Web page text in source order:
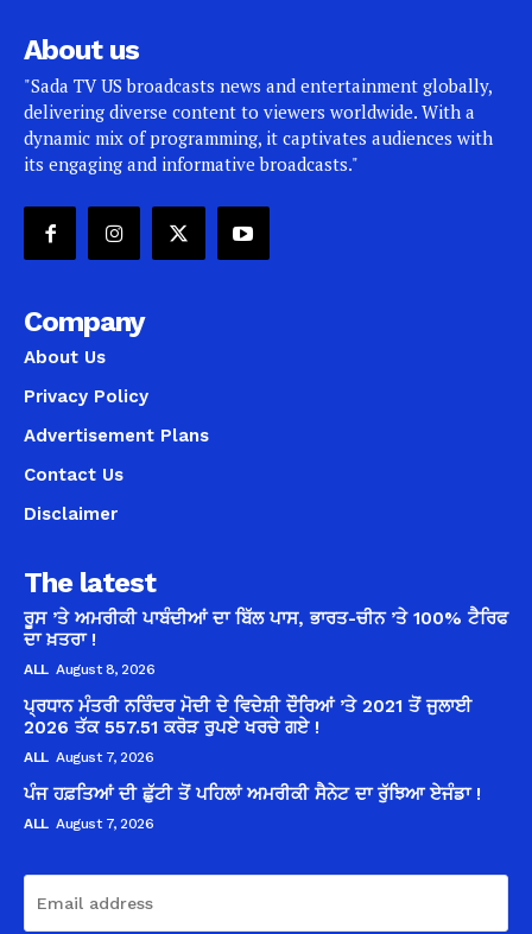
About us
"Sada TV US broadcasts news and entertainment globally,
delivering diverse content to viewers worldwide. With a
dynamic mix of programming, it captivates audiences with
its engaging and informative broadcasts."
Company
About Us
Privacy Policy
Advertisement Plans
Contact Us
Disclaimer
The latest
ਰੂਸ ’ਤੇ ਅਮਰੀਕੀ ਪਾਬੰਦੀਆਂ ਦਾ ਬਿੱਲ ਪਾਸ, ਭਾਰਤ-ਚੀਨ ’ਤੇ 100% ਟੈਰਿਫ
ਦਾ ਖ਼ਤਰਾ !
ALL August 8, 2026
ਪ੍ਰਧਾਨ ਮੰਤਰੀ ਨਰਿੰਦਰ ਮੋਦੀ ਦੇ ਵਿਦੇਸ਼ੀ ਦੌਰਿਆਂ ’ਤੇ 2021 ਤੋਂ ਜੁਲਾਈ
2026 ਤੱਕ 557.51 ਕਰੋੜ ਰੁਪਏ ਖਰਚੇ ਗਏ !
ALL August 7, 2026
ਪੰਜ ਹਫ਼ਤਿਆਂ ਦੀ ਛੁੱਟੀ ਤੋਂ ਪਹਿਲਾਂ ਅਮਰੀਕੀ ਸੈਨੇਟ ਦਾ ਰੁੱਝਿਆ ਏਜੰਡਾ !
ALL August 7, 2026